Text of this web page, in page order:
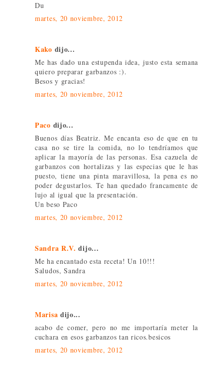
Du
martes, 20 noviembre, 2012
Kako dijo...
Me has dado una estupenda idea, justo esta semana
quiero preparar garbanzos :).
Besos y gracias!
martes, 20 noviembre, 2012
Paco dijo...
Buenos días Beatriz. Me encanta eso de que en tu
casa no se tire la comida, no lo tendríamos que
aplicar la mayoría de las personas. Esa cazuela de
garbanzos con hortalizas y las especias que le has
puesto, tiene una pinta maravillosa, la pena es no
poder degustarlos. Te han quedado francamente de
lujo al igual que la presentación.
Un beso Paco
martes, 20 noviembre, 2012
Sandra R.V. dijo...
Me ha encantado esta receta! Un 10!!!
Saludos, Sandra
martes, 20 noviembre, 2012
Marisa dijo...
acabo de comer, pero no me importaría meter la
cuchara en esos garbanzos tan ricos.besicos
martes, 20 noviembre, 2012